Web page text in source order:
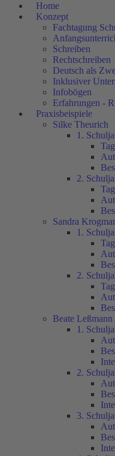
Home
Konzept
Fachtagung
Schreiben
Rechtschreiben
Deutsch als
Inklusiver
Infobögen
Erfahrungen -
Praxisbeispiele
Silke Theurich
1.
2.
Sandra
1.
2.
Beate Leßmann
1.
2.
3.